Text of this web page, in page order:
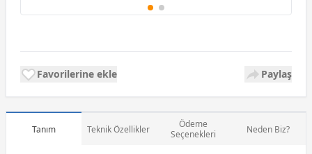
Favorilerine ekle Paylaş
Tanım Teknik Özellikler
Ödeme
Seçenekleri
Neden Biz?